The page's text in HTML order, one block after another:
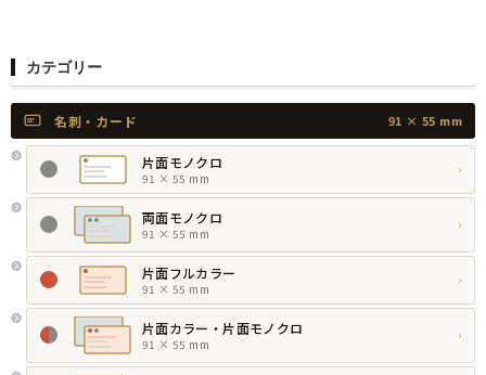
カテゴリー
名刺・カード 91 × 55 mm
片面モノクロ
91 × 55 mm
›
両面モノクロ
91 × 55 mm
›
片面フルカラー
91 × 55 mm
›
片面カラー・片面モノクロ
91 × 55 mm
›